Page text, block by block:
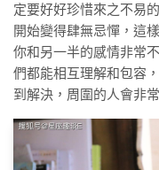
定要好好珍惜來之不易
開始變得肆無忌憚，這
你和另一半的感情非常
們都能相互理解和包容
到解決，周圍的人會非